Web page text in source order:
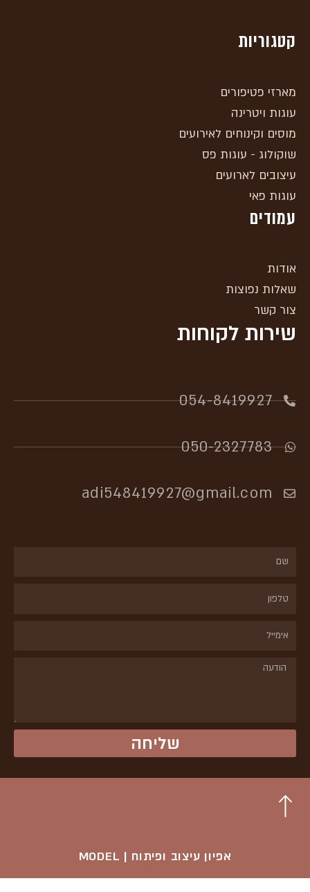
קטגוריות
מארזי פטיפורים
עוגות ויטרינה
מוסים וקינוחים לאירועים
שוקולוג - עוגות פס
עיצובים לארועים
עוגות פאי
עמודים
אודות
שאלות נפוצות
צור קשר
שירות לקוחות
054-8419927​
050-2327783
adi548419927@gmail.com
הודעה
שליחה
אפיון עיצוב ופיתוח | MODEL